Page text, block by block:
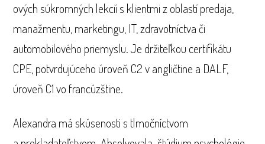
ových súkromných lekcií s klientmi z oblastí predaja,
manažmentu, marketingu, IT, zdravotníctva či
automobilového priemyslu. Je držiteľkou certifikátu
CPE, potvrdujúceho úroveň C2 v angličtine a DALF,
úroveň C1 vo francúzštine.
Alexandra má skúsenosti s tlmočníctvom